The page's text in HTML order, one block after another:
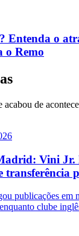
Entenda o
o Remo
de
Vini
transferência
publicações em
clube